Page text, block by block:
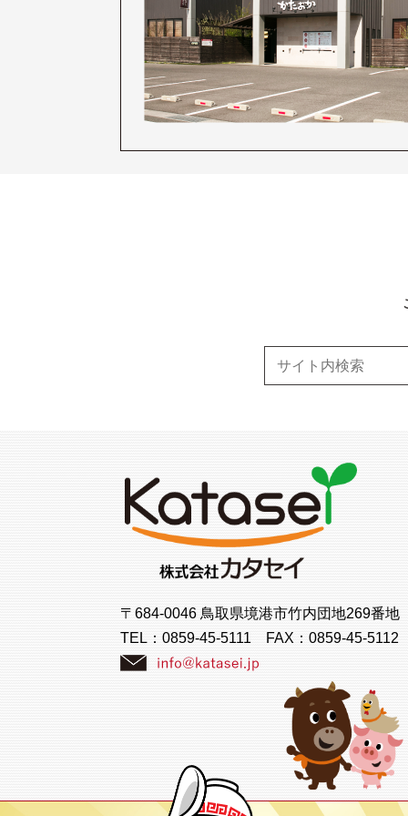
〒684-0046 鳥取県境港市竹内団地269番地
TEL： 0859-45-5111 FAX：0859-45-5112